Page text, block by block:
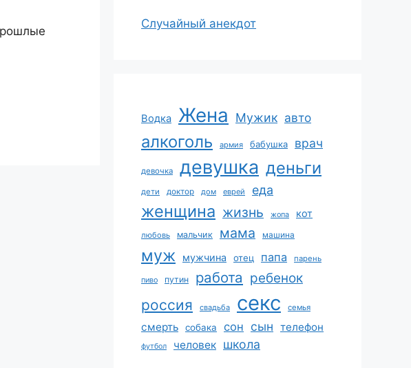
Случайный анекдот
Водка Жена Мужик авто
алкоголь армия бабушка врач
девочка девушка деньги
дети доктор дом еврей еда
женщина жизнь жопа кот
любовь мальчик мама машина
муж мужчина отец папа парень
пиво путин работа ребенок
россия свадьба секс семья
смерть собака сон сын телефон
футбол человек школа